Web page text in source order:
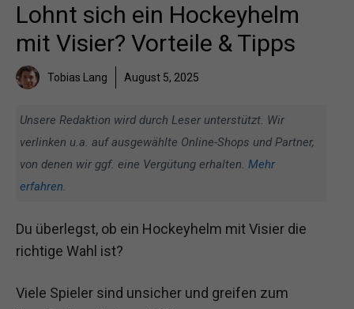
Lohnt sich ein Hockeyhelm
mit Visier? Vorteile & Tipps
Tobias Lang August 5, 2025
Unsere Redaktion wird durch Leser unterstützt. Wir
verlinken u.a. auf ausgewählte Online-Shops und Partner,
von denen wir ggf. eine Vergütung erhalten. Mehr
erfahren.
Du überlegst, ob ein Hockeyhelm mit Visier die
richtige Wahl ist?
Viele Spieler sind unsicher und greifen zum